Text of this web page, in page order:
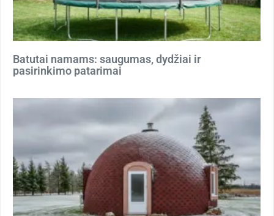
Batutai namams: saugumas, dydžiai ir
pasirinkimo patarimai